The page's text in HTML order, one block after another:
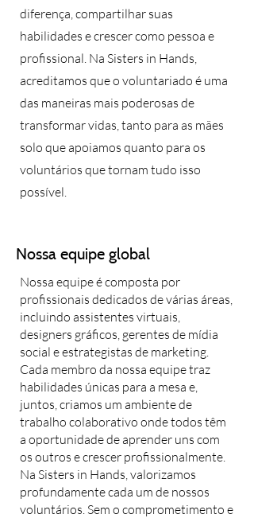
diferença, compartilhar suas
habilidades e crescer como pessoa e
profissional. Na Sisters in Hands,
acreditamos que o voluntariado é uma
das maneiras mais poderosas de
transformar vidas, tanto para as mães
solo que apoiamos quanto para os
voluntários que tornam tudo isso
possível.
Nossa equipe global
Nossa equipe é composta por
profissionais dedicados de várias áreas,
incluindo assistentes virtuais,
designers gráficos, gerentes de mídia
social e estrategistas de marketing.
Cada membro da nossa equipe traz
habilidades únicas para a mesa e,
juntos, criamos um ambiente de
trabalho colaborativo onde todos têm
a oportunidade de aprender uns com
os outros e crescer profissionalmente.
Na Sisters in Hands, valorizamos
profundamente cada um de nossos
voluntários. Sem o comprometimento e